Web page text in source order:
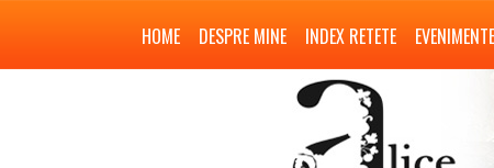
HOME DESPRE MINE INDEX RETETE EVENIMENTE